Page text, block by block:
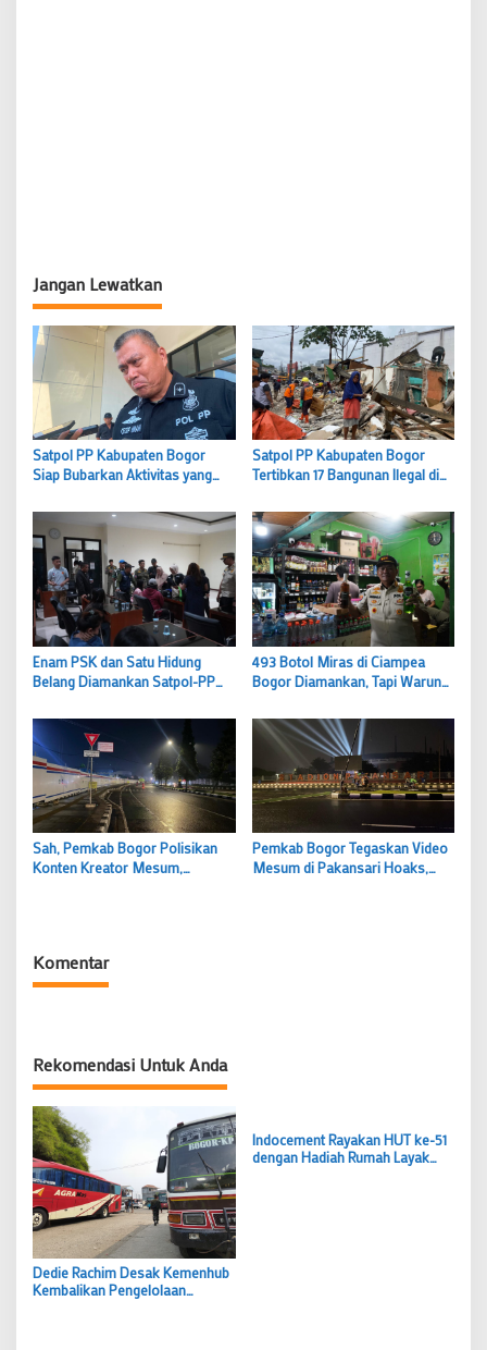
Jangan Lewatkan
Satpol PP Kabupaten Bogor
Siap Bubarkan Aktivitas yang
Cari Formula Penanganan
Kasus LGBT
Satpol PP Kabupaten Bogor
Tertibkan 17 Bangunan Ilegal di
Enam PSK dan Satu Hidung
Belang Diamankan Satpol-PP
493 Botol Miras di Ciampea
Bogor Diamankan, Tapi Warung
Sah, Pemkab Bogor Polisikan
Konten Kreator Mesum,
Pemkab Bogor Tegaskan Video
Mesum di Pakansari Hoaks,
Komentar
Rekomendasi Untuk Anda
Dedie Rachim Desak Kemenhub
Kembalikan Pengelolaan
Indocement Rayakan HUT ke-51
dengan Hadiah Rumah Layak